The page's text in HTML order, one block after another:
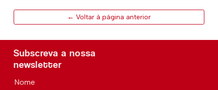
← Voltar à página anterior
Subscreva a nossa
newsletter
Nome